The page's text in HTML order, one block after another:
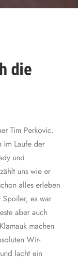
die
Tim Perkovic.
im Laufe der
und
uns wie er
alles erleben
es war
aber auch
machen
Wir-
lacht ein